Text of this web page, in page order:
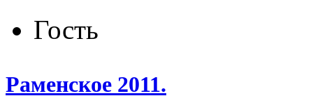
Гость
Раменское 2011.